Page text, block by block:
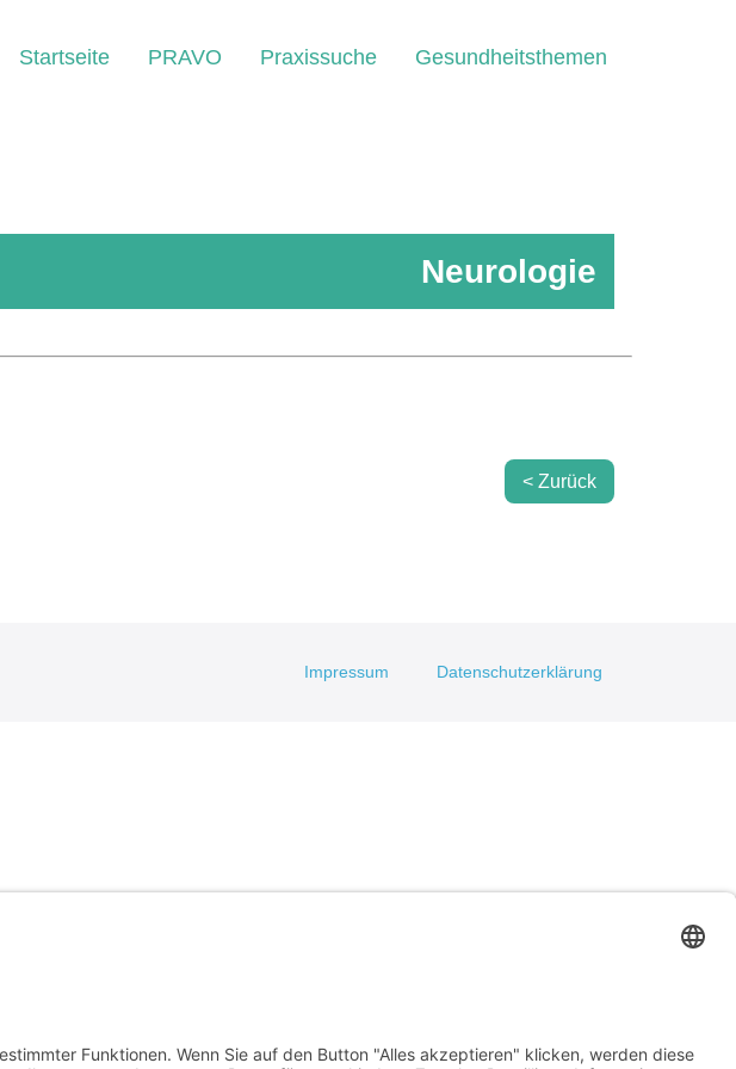
Startseite PRAVO Praxissuche Gesundheitsthemen
Neurologie
< Zurück
Impressum Datenschutzerklärung